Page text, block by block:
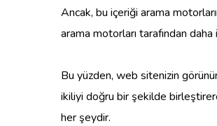
Ancak, bu içeriği arama
arama motorları tarafından
Bu yüzden, web sitenizin
ikiliyi doğru bir şekilde
her şeydir.